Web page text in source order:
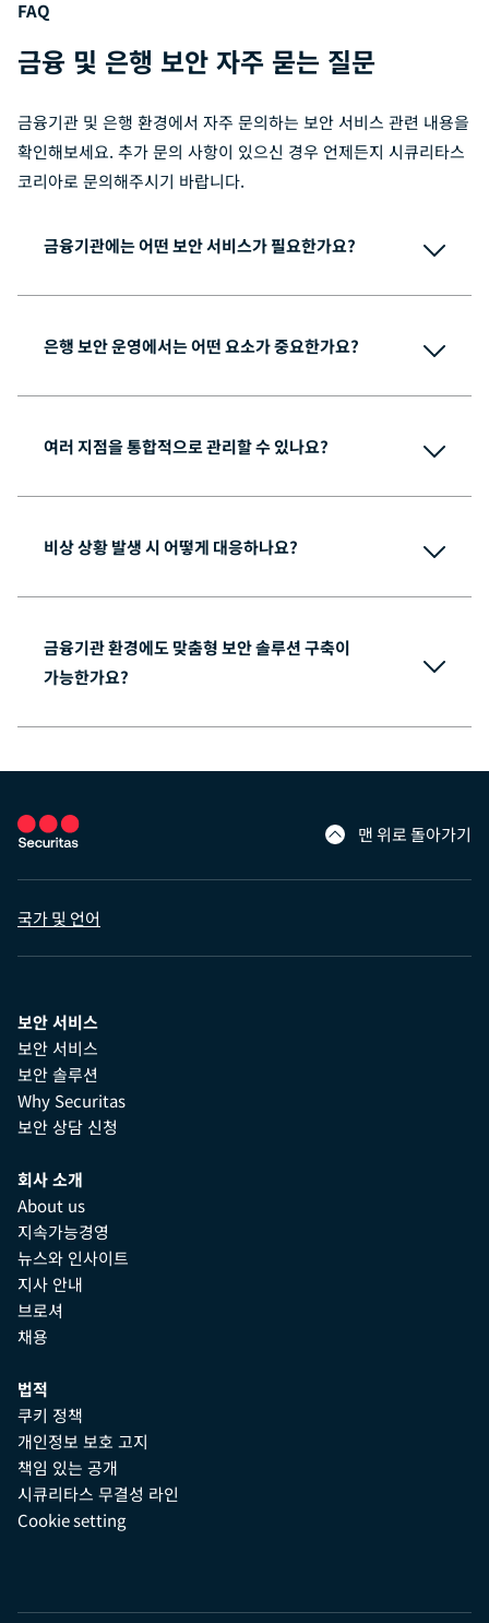
FAQ
금융 및 은행 보안 자주 묻는 질문
금융기관 및 은행 환경에서 자주 문의하는 보안 서비스 관련 내용을
확인해보세요. 추가 문의 사항이 있으신 경우 언제든지 시큐리타스
코리아로 문의해주시기 바랍니다.
금융기관에는 어떤 보안 서비스가 필요한가요?
은행 보안 운영에서는 어떤 요소가 중요한가요?
여러 지점을 통합적으로 관리할 수 있나요?
비상 상황 발생 시 어떻게 대응하나요?
금융기관 환경에도 맞춤형 보안 솔루션 구축이
가능한가요?
맨 위로 돌아가기
국가 및 언어
보안 서비스
보안 서비스
보안 솔루션
Why Securitas
보안 상담 신청
회사 소개
About us
지속가능경영
뉴스와 인사이트
지사 안내
브로셔
채용
법적
쿠키 정책
개인정보 보호 고지
책임 있는 공개
시큐리타스 무결성 라인
Cookie setting